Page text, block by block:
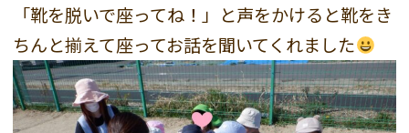
「靴を脱いで座ってね！」と声をかけると靴をき
ちんと揃えて座ってお話を聞いてくれました